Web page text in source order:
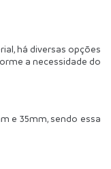
há diversas opções
a necessidade do
e 35mm, sendo essa